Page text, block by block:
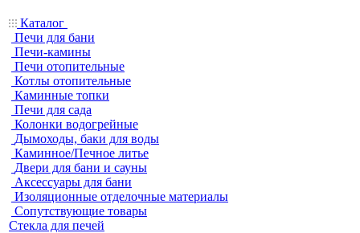
Каталог
Печи для бани
Печи-камины
Печи отопительные
Котлы отопительные
Каминные топки
Печи для сада
Колонки водогрейные
Дымоходы, баки для воды
Каминное/Печное литье
Двери для бани и сауны
Аксессуары для бани
Изоляционные отделочные материалы
Сопутствующие товары
Стекла для печей